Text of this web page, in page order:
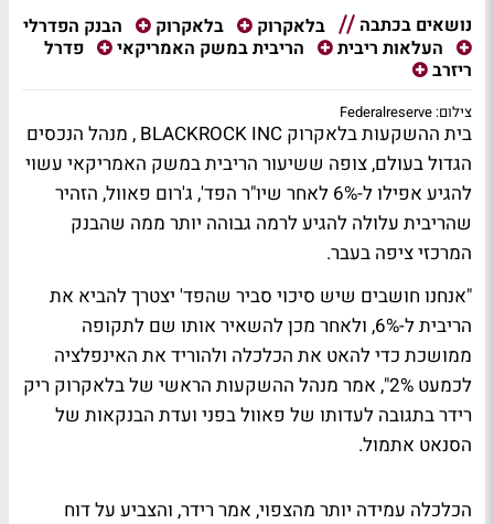
נושאים בכתבה בלאקרוק בלאקרוק
הבנק הפדרלי
העלאות ריבית
הריבית במשק האמריקאי
פדרל
ריזרב
צילום: Federalreserve
בית ההשקעות בלאקרוק BLACKROCK INC , מנהל הנכסים
הגדול בעולם, צופה ששיעור הריבית במשק האמריקאי עשוי
להגיע אפילו ל-6% לאחר שיו"ר הפד', ג'רום פאוול, הזהיר
שהריבית עלולה להגיע לרמה גבוהה יותר ממה שהבנק
המרכזי ציפה בעבר.
"אנחנו חושבים שיש סיכוי סביר שהפד' יצטרך להביא את
הריבית ל-6%, ולאחר מכן להשאיר אותו שם לתקופה
ממושכת כדי להאט את הכלכלה ולהוריד את האינפלציה
לכמעט 2%", אמר מנהל ההשקעות הראשי של בלאקרוק ריק
רידר בתגובה לעדותו של פאוול בפני ועדת הבנקאות של
הסנאט אתמול.
הכלכלה עמידה יותר מהצפוי, אמר רידר, והצביע על דוח